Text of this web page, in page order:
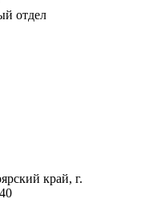
отдел
край, г.